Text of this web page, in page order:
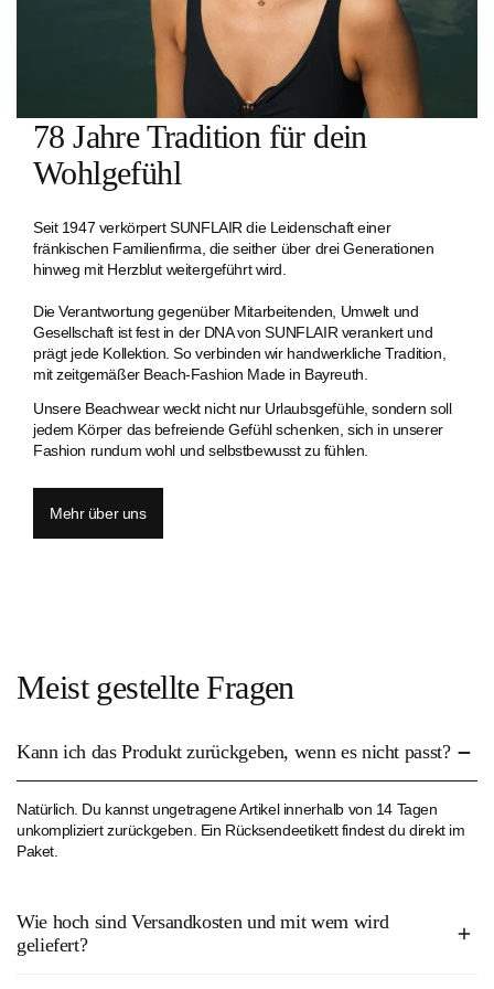
78 Jahre Tradition für dein
Wohlgefühl
Seit 1947 verkörpert SUNFLAIR die Leidenschaft einer
fränkischen Familien­firma, die seither über drei Generationen
hinweg mit Herzblut weitergeführt wird.
Die Verantwortung gegenüber Mitarbeitenden, Umwelt und
Gesellschaft ist fest in der DNA von SUNFLAIR verankert und
prägt jede Kollektion. So verbinden wir handwerkliche Tradition,
mit zeitgemäßer Beach-Fashion Made in Bayreuth.
Unsere Beachwear weckt nicht nur Urlaubsgefühle, sondern soll
jedem Körper das befreiende Gefühl schenken, sich in unserer
Fashion rundum wohl und selbstbewusst zu fühlen.
Mehr über uns
Meist gestellte Fragen
Kann ich das Produkt zurückgeben, wenn es nicht passt?
Natürlich. Du kannst ungetragene Artikel innerhalb von 14 Tagen
unkompliziert zurückgeben. Ein Rücksendeetikett findest du direkt im
Paket.
Wie hoch sind Versandkosten und mit wem wird
geliefert?